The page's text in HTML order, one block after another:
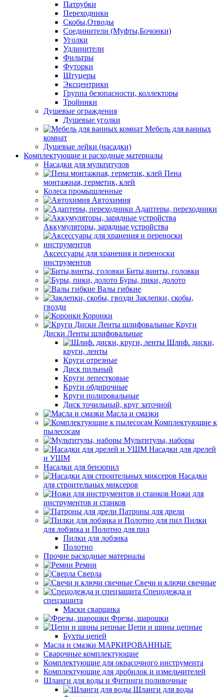
Патрубки
Переходники
Скобы,Отводы
Соединители (Муфты,Бочонки)
Уголки
Удлинители
Фильтры
Футорки
Штуцеры
Эксцентрики
Группа безопасности, коллекторы
Тройники
Душевые ограждения
Душевые уголки
Мебель для ванных
комнат
Душевые лейки (насадки)
Комплектующие и расходные материалы
Насадки для мультитулов
Пена
монтажная, герметик, клей
Колеса промышленные
Автохимия
Адаптеры, переходники
Аккумуляторы, зарядные устройства
Аксессуары для хранения и переноски
инструментов
Биты,винты, головки
Буры, пики, долото
Валы гибкие
Заклепки, скобы,
гвозди
Коронки
Круги
Диски Ленты шлифовальные
Шлиф. диски,
круги, ленты
Круги отрезные
Диск пильный
Круги лепестковые
Круги обдирочные
Круги полировальные
Диск точильный, круг заточной
Масла и смазки
Комплектующие к
пылесосам
Мультитулы, наборы
Насадки для дрелей
и УШМ
Насадки для бензопил
Насадки
для строительных миксеров
Ножи для
инструментов и станков
Патроны для дрели
Пилки
для лобзика и Полотно для пил
Пилки для лобзика
Полотно
Прочие расходные материалы
Ремни
Сверла
Свечи и ключи свечные
Спецодежда и
спецзащита
Маски сварщика
Фрезы, шарошки
Цепи и шины цепные
Бухты цепей
Масла и смазки МАРКИРОВАННЫЕ
Сварочные комплектующие
Комплектующие для окрасочного инструмента
Комплектующие для дробилок и измельчителей
Шланги для воды и Фитинги поливочные
Шланги для воды